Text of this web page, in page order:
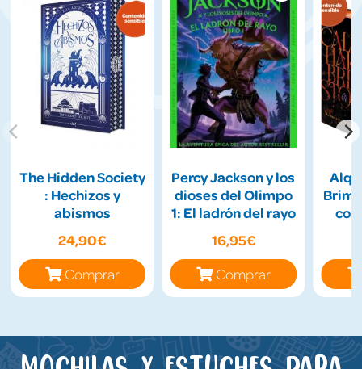
The Hidden Society
: Hechizos y
abismos
24,90€
Comprar
Percy Jackson y los
dioses del Olimpo
1: El ladrón del rayo
16,95€
Comprar
con